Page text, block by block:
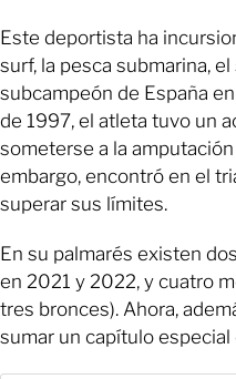
Este deportista ha
surf, la pesca submarina,
subcampeón de España
de 1997, el atleta tuvo un
someterse a la
embargo, encontró en el
superar sus límites.
En su palmarés existen
en 2021 y 2022, y cuatro
tres bronces). Ahora,
sumar un capítulo especial